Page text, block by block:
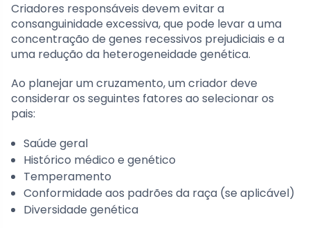
Criadores responsáveis devem evitar a
consanguinidade excessiva, que pode levar a uma
concentração de genes recessivos prejudiciais e a
uma redução da heterogeneidade genética.
Ao planejar um cruzamento, um criador deve
considerar os seguintes fatores ao selecionar os
pais:
Saúde geral
Histórico médico e genético
Temperamento
Conformidade aos padrões da raça (se aplicável)
Diversidade genética